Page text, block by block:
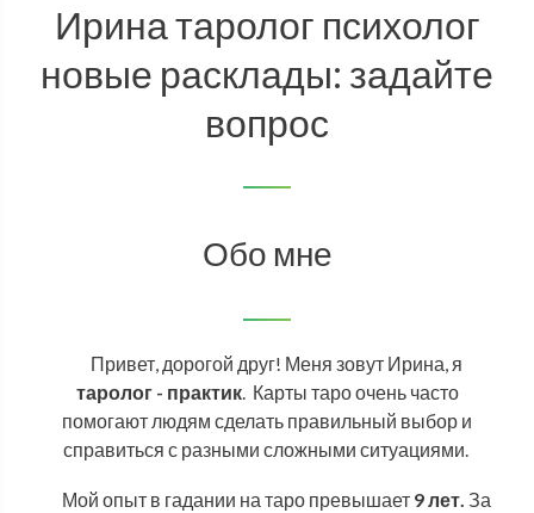
Ирина таролог психолог
новые расклады: задайте
вопрос
Обо мне
Привет, дорогой друг! Меня зовут Ирина, я
таролог - практик. Карты таро очень часто
помогают людям сделать правильный выбор и
справиться с разными сложными ситуациями.
Мой опыт в гадании на таро превышает9 лет. За